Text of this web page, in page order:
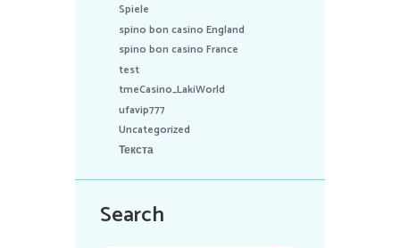
Spiele
spino bon casino England
spino bon casino France
test
tmeCasino_LakiWorld
ufavip777
Uncategorized
Текста
Search